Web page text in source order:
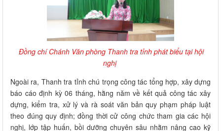
Đồng chí Chánh Văn phòng Thanh tra tỉnh phát biểu tại hội
nghị
Ngoài ra, Thanh tra tỉnh chú trọng công tác tổng hợp, xây dựng
báo cáo định kỳ 06 tháng, hằng năm về kết quả công tác xây
dựng, kiểm tra, xử lý và rà soát văn bản quy phạm pháp luật
theo đúng quy định; đồng thời cử công chức tham gia các hội
nghị, lớp tập huấn, bồi dưỡng chuyên sâu nhằm nâng cao kỹ